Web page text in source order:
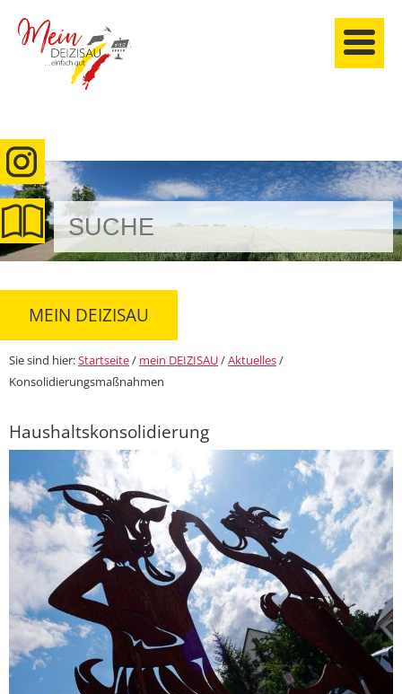
anmelden
MEIN DEIZISAU
Sie sind hier:Startseite/ mein DEIZISAU/Aktuelles/
Konsolidierungsmaßnahmen
Haushaltskonsolidierung